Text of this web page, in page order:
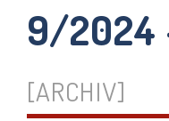
9/2024
[ARCHIV]